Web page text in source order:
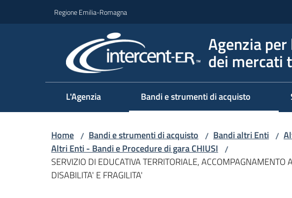
Regione Emilia-Romagna
Agenzia
dei mercati
L'Agenzia Bandi e strumenti di acquisto
Home / Bandi e strumenti di acquisto / Bandi altri Enti /
Altri Enti - Bandi e Procedure di gara CHIUSI /
SERVIZIO DI EDUCATIVA TERRITORIALE, ACCOMPAGNAMENTO
DISABILITA' E FRAGILITA'